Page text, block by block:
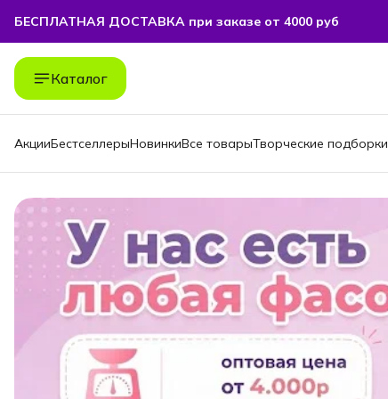
БЕСПЛАТНАЯ ДОСТАВКА при заказе от 4000 руб
БЕСПЛАТНАЯ ДОСТАВКА при заказе от 4000 руб
Каталог
АкцииБестселлерыНовинкиВсе товарыТворческие подборки